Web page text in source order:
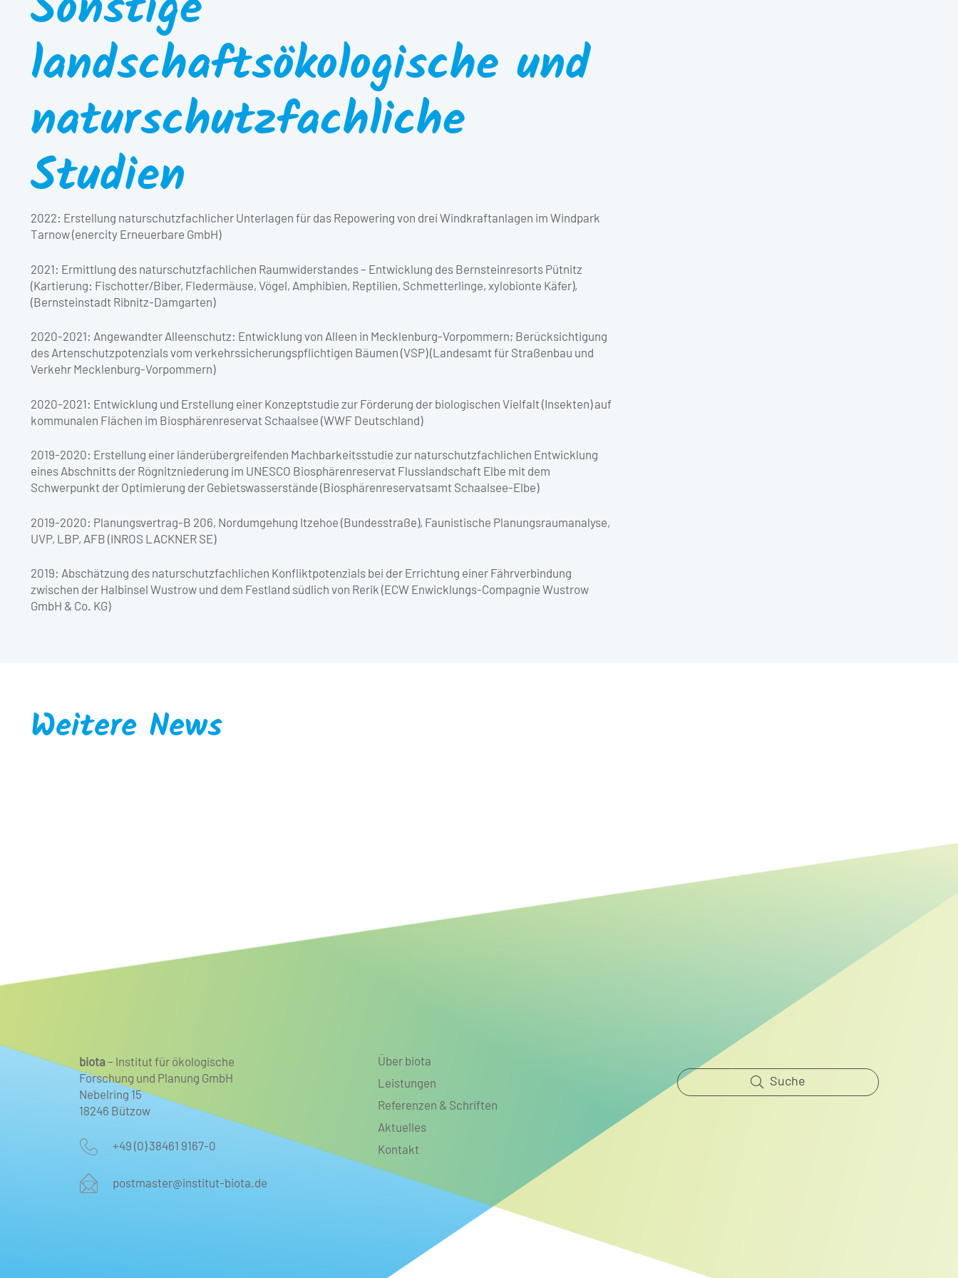
landschaftsökologische und
naturschutzfachliche
Studien
2022: Erstellung naturschutzfachlicher Unterlagen für das Repowering von drei Windkraftanlagen im Windpark
Tarnow (enercity Erneuerbare GmbH)
2021: Ermittlung des naturschutzfachlichen Raumwiderstandes – Entwicklung des Bernsteinresorts Pütnitz
(Kartierung: Fischotter/Biber, Fledermäuse, Vögel, Amphibien, Reptilien, Schmetterlinge, xylobionte Käfer),
(Bernsteinstadt Ribnitz-Damgarten)
2020-2021: Angewandter Alleenschutz: Entwicklung von Alleen in Mecklenburg-Vorpommern; Berücksichtigung
des Artenschutzpotenzials vom verkehrssicherungspflichtigen Bäumen (VSP) (Landesamt für Straßenbau und
Verkehr Mecklenburg-Vorpommern)
2020-2021: Entwicklung und Erstellung einer Konzeptstudie zur Förderung der biologischen Vielfalt (Insekten) auf
kommunalen Flächen im Biosphärenreservat Schaalsee (WWF Deutschland)
2019-2020: Erstellung einer länderübergreifenden Machbarkeitsstudie zur naturschutzfachlichen Entwicklung
eines Abschnitts der Rögnitzniederung im UNESCO Biosphärenreservat Flusslandschaft Elbe mit dem
Schwerpunkt der Optimierung der Gebietswasserstände (Biosphärenreservatsamt Schaalsee-Elbe)
2019-2020: Planungsvertrag-B 206, Nordumgehung Itzehoe (Bundesstraße), Faunistische Planungsraumanalyse,
UVP, LBP, AFB (INROS LACKNER SE)
2019: Abschätzung des naturschutzfachlichen Konfliktpotenzials bei der Errichtung einer Fährverbindung
zwischen der Halbinsel Wustrow und dem Festland südlich von Rerik (ECW Enwicklungs-Compagnie Wustrow
GmbH & Co. KG)
Weitere News
Auenlandschaften für mehr
Biodiversität, Klimaanpassung
biota– Institut für ökologische
Forschung und Planung GmbH
Nebelring 15
18246 Bützow
+49 (0) 38461 9167-0
postmaster@institut-biota.de
Über biota
Leistungen
Referenzen & Schriften
Aktuelles
Kontakt
Suche